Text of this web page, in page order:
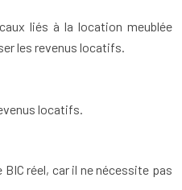
liés à la location meublée
les revenus locatifs.
locatifs.
réel, car il ne nécessite pas